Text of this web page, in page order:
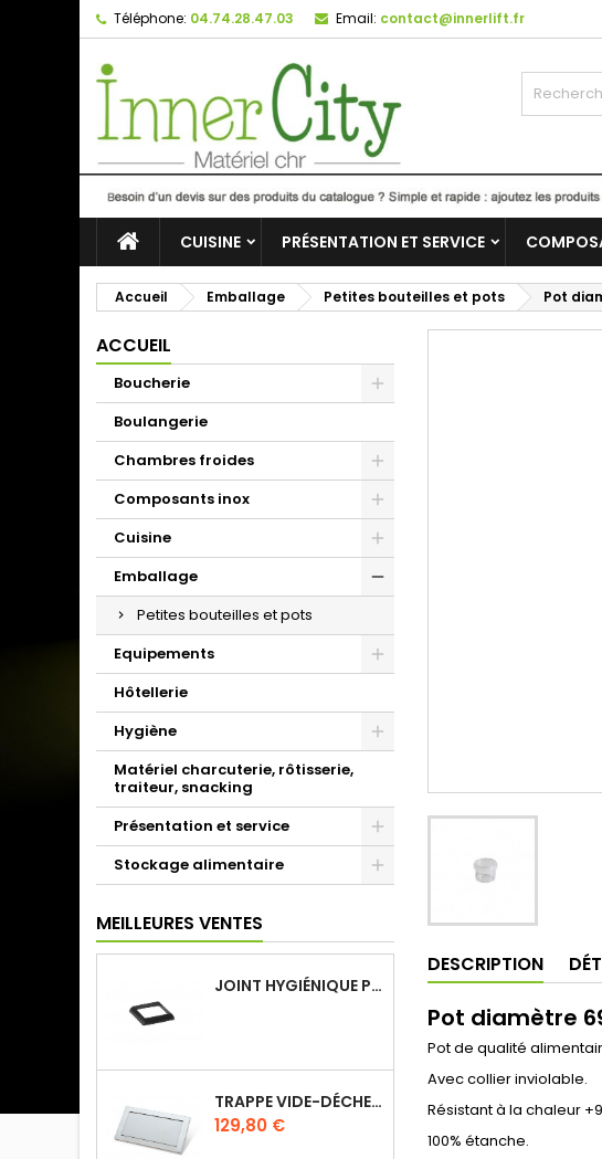
Téléphone: 04.74.28.47.03 Email: contact@innerlift.fr
CUISINE PRÉSENTATION ET SERVICE
Accueil Emballage Petites bouteilles et pots Pot
ACCUEIL
Boucherie
Boulangerie
Chambres froides
Composants inox
Cuisine
Emballage
Petites bouteilles et pots
Equipements
Hôtellerie
Hygiène
Matériel charcuterie, rôtisserie,
traiteur, snacking
Présentation et service
Stockage alimentaire
MEILLEURES VENTES
JOINT HYGIÉNIQUE POUR ANNEAU TUBE 40 X 40 MM NOIR
TRAPPE VIDE-DÉCHETS BASCULANT ENCASTRABLE EN INOX
Prix
129,80 €
DESCRIPTION
Pot diamètre
Pot de qualité
Avec collier inviolable.
Résistant à la chaleur
100% étanche.